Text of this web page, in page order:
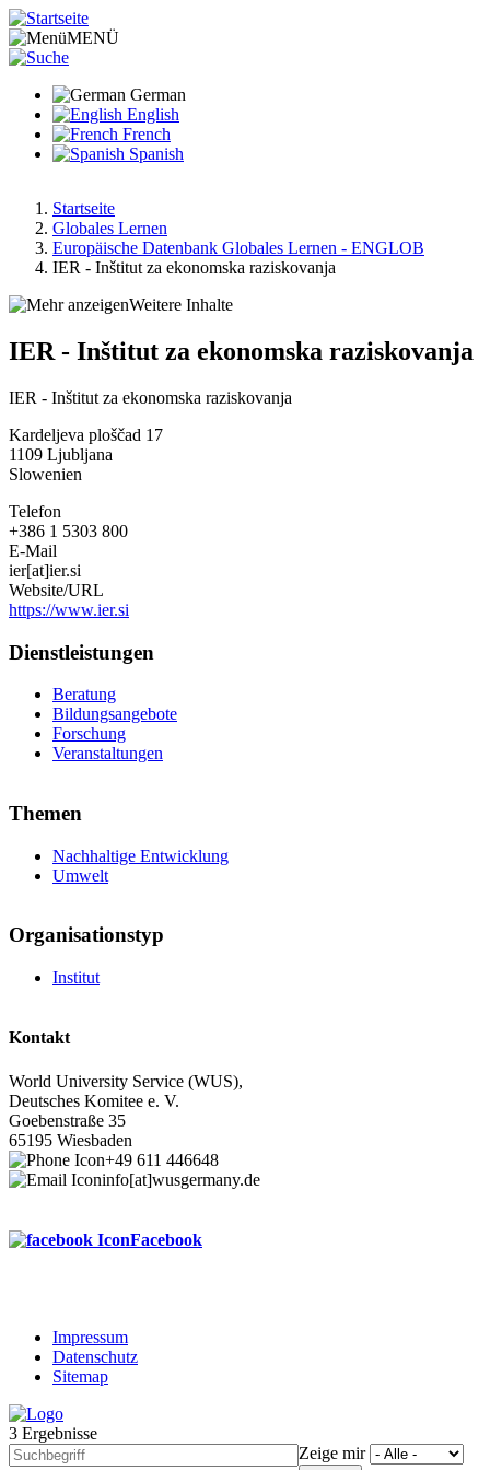
Direkt
zum
Inhalt
MENÜ
German
English
French
Spanish
Pfadnavigation
Startseite
Globales Lernen
Europäische Datenbank Globales Lernen - ENGLOB
IER - Inštitut za ekonomska raziskovanja
Weitere Inhalte
IER - Inštitut za ekonomska raziskovanja
IER - Inštitut za ekonomska raziskovanja
Kardeljeva ploščad 17
1109 Ljubljana
Slowenien
Telefon
+386 1 5303 800
E-Mail
ier[at]ier.si
Website/URL
https://www.ier.si
Dienstleistungen
Beratung
Bildungsangebote
Forschung
Veranstaltungen
Themen
Nachhaltige Entwicklung
Umwelt
Organisationstyp
Institut
Kontakt
World University Service (WUS),
Deutsches Komitee e. V.
Goebenstraße 35
65195 Wiesbaden
+49 611 446648
info[at]wusgermany.de
Facebook
Footer
menu
Impressum
Datenschutz
Sitemap
3 Ergebnisse
Zeige mir